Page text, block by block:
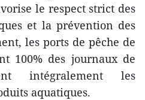
le respect strict des
et la prévention des
les ports de pêche de
100% des journaux de
intégralement les
aquatiques.